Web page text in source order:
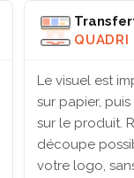
Le visuel est
sur papier,
sur le produit.
découpe
votre logo,